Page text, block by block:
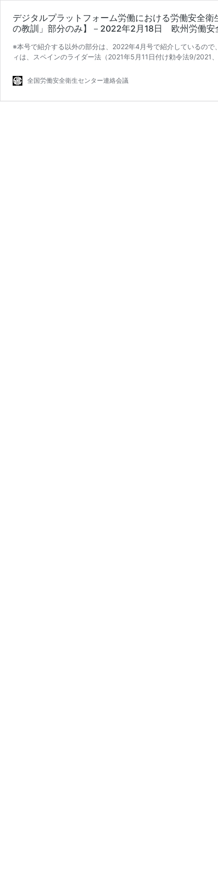
デジタルプラットフォーム労働における労働安全
の教訓」部分のみ】－2022年2月18日 欧州労働安
※本号で紹介する以外の部分は、2022年4月号で紹介しているの
ィは、スペインのライダー法（2021年5月11日付け勅令法9/2021
全国労働安全衛生センター連絡会議